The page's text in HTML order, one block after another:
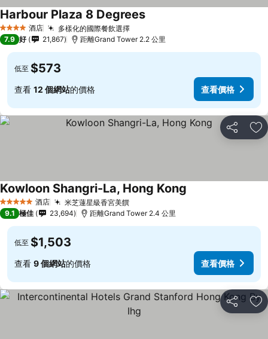
4 星級 酒店 多樣化的國際餐飲選擇查看價格
Harbour Plaza 8 Degrees查看價格
7.9 好 21,867 距離Grand Tower 2.2 公里
低至 $573
查看 12 個網站的價格 查看價格
分享 放
5 星級 酒店 米芝蓮星級香宮美饌查看價格
Kowloon Shangri-La, Hong Kong
9.1 極佳 23,694 距離Grand Tower 2.4 公里
低至 $1,503
查看 9 個網站的價格 查看價格
分享 放